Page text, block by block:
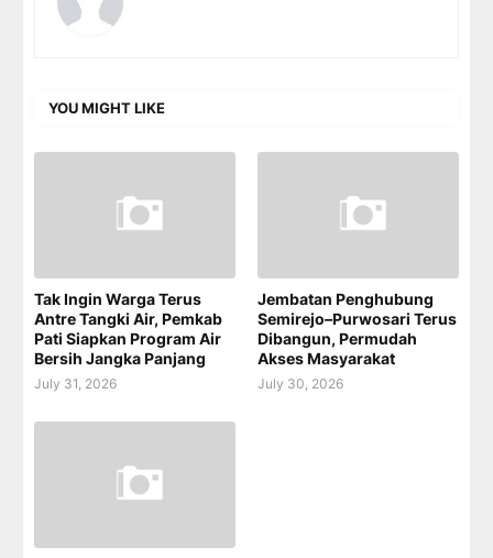
YOU MIGHT LIKE
Tak Ingin Warga Terus
Antre Tangki Air, Pemkab
Pati Siapkan Program Air
Bersih Jangka Panjang
July 31, 2026
Jembatan Penghubung
Semirejo–Purwosari Terus
Dibangun, Permudah
Akses Masyarakat
July 30, 2026